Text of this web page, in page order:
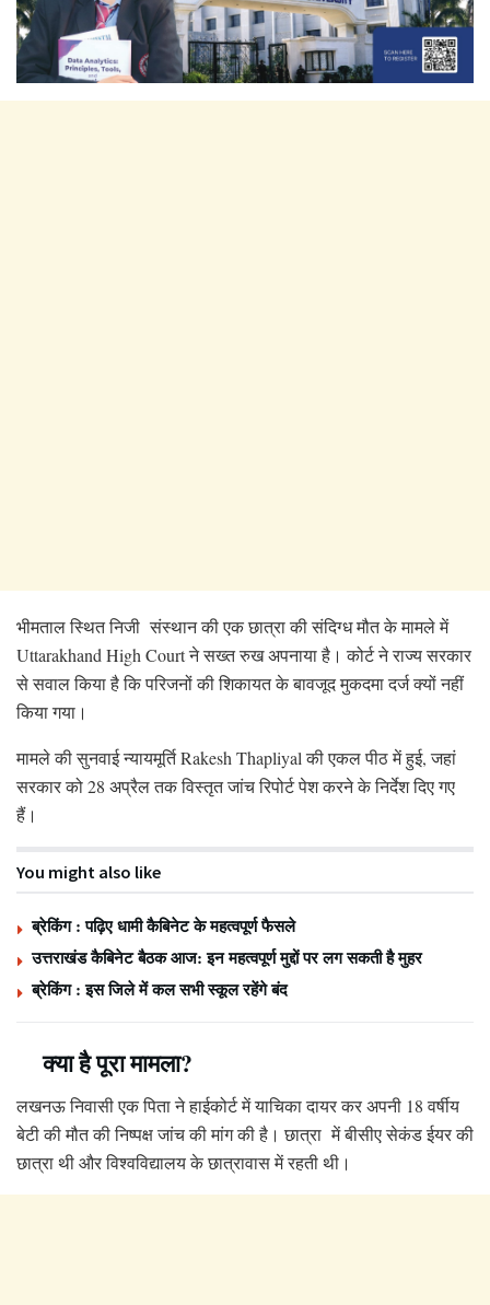
भीमताल स्थित निजी संस्थान की एक छात्रा की संदिग्ध मौत के मामले में
Uttarakhand High Court ने सख्त रुख अपनाया है। कोर्ट ने राज्य सरकार
से सवाल किया है कि परिजनों की शिकायत के बावजूद मुकदमा दर्ज क्यों नहीं
किया गया।
मामले की सुनवाई न्यायमूर्ति Rakesh Thapliyal की एकल पीठ में हुई, जहां
सरकार को 28 अप्रैल तक विस्तृत जांच रिपोर्ट पेश करने के निर्देश दिए गए
हैं।
You might also like
ब्रेकिंग : पढ़िए धामी कैबिनेट के महत्वपूर्ण फैसले
उत्तराखंड कैबिनेट बैठक आज: इन महत्वपूर्ण मुद्दों पर लग सकती है मुहर
ब्रेकिंग : इस जिले में कल सभी स्कूल रहेंगे बंद
क्या है पूरा मामला?
लखनऊ निवासी एक पिता ने हाईकोर्ट में याचिका दायर कर अपनी 18 वर्षीय
बेटी की मौत की निष्पक्ष जांच की मांग की है। छात्रा में बीसीए सेकंड ईयर की
छात्रा थी और विश्वविद्यालय के छात्रावास में रहती थी।